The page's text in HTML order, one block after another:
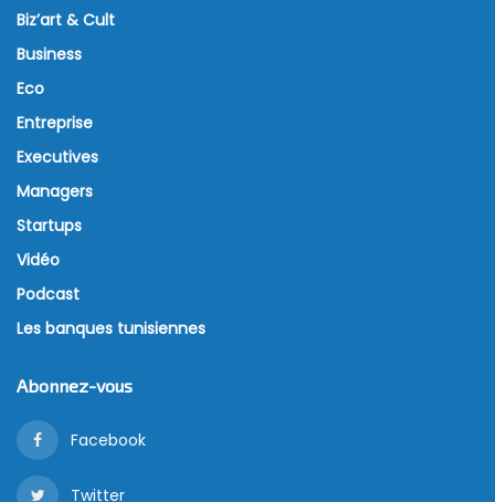
Biz’art & Cult
Business
Eco
Entreprise
Executives
Managers
Startups
Vidéo
Podcast
Les banques tunisiennes
Abonnez-vous
Facebook
Twitter